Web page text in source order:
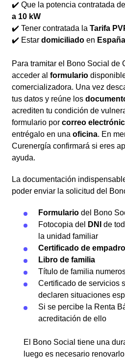
✔️ Que la potencia contratada
a 10 kW
✔️ Tener contratada la Tarifa
✔️ Estar domiciliado en España
Para tramitar el Bono Social de
acceder al formulario
comercializadora. Una vez
tus datos y reúne los
acrediten tu condición de
formulario por correo
entrégalo en una oficina. En
Curenergía confirmará si eres
ayuda.
La documentación
poder enviar la solicitud del
Formulario del Bono
Fotocopia del
DNI
de
la unidad familiar
Certificado de
Libro de familia
Título de familia
Certificado de servicios
declaren situaciones
Si se percibe la Renta
acreditación de ello
El Bono Social tiene una
luego es necesario